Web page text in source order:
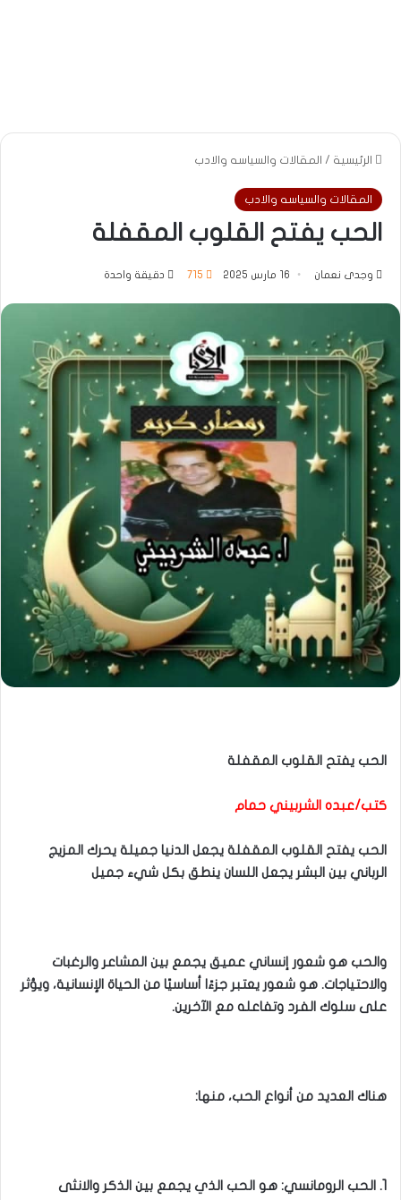
الرئيسية / المقالات والسياسه والادب
المقالات والسياسه والادب
الحب يفتح القلوب المقفلة
وجدى نعمان 16 مارس 2025 715 دقيقة واحدة
الحب يفتح القلوب المقفلة
كتب/عبده الشربيني حمام
الحب يفتح القلوب المقفلة يجعل الدنيا جميلة يحرك المزيج
الرباني بين البشر يجعل اللسان ينطق بكل شيء جميل
والحب هو شعور إنساني عميق يجمع بين المشاعر والرغبات
والاحتياجات. هو شعور يعتبر جزءًا أساسيًا من الحياة الإنسانية، ويؤثر
على سلوك الفرد وتفاعله مع الآخرين.
هناك العديد من أنواع الحب، منها:
1. الحب الرومانسي: هو الحب الذي يجمع بين الذكر والانثى